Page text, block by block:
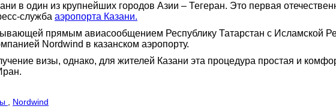
в один из крупнейших городов Азии – Тегеран. Это первая
служба аэропорта Казани.
прямым авиасообщением Республику Татарстан с Исламской
Nordwind в казанском аэропорту.
визы, однако, для жителей Казани эта процедура простая и
Nordwind